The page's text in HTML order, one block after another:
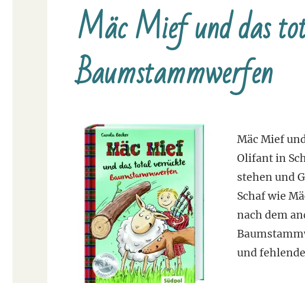
Mäc Mief und das
Baumstammwerfen
Mäc Mief
Olifant in
stehen und
Schaf wie
nach dem
und